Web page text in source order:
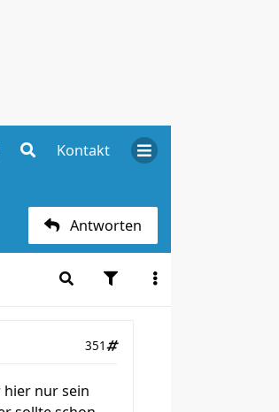
Kontakt
Antworten
351
hier nur sein